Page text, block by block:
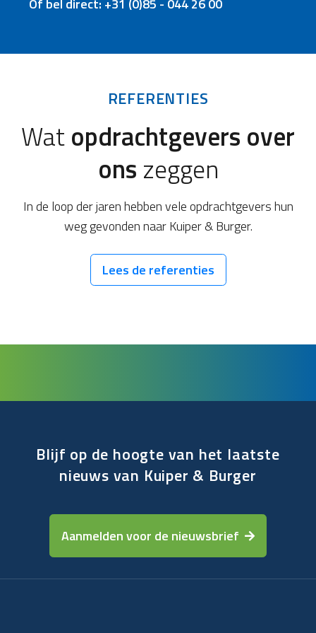
Of bel direct: +31 (0)85 - 044 26 00
REFERENTIES
Watopdrachtgevers over
ons zeggen
In de loop der jaren hebben vele opdrachtgevers hun
weg gevonden naar Kuiper & Burger.
Lees de referenties
Blijf op de hoogte van het laatste
nieuws van Kuiper & Burger
Aanmelden voor de nieuwsbrief